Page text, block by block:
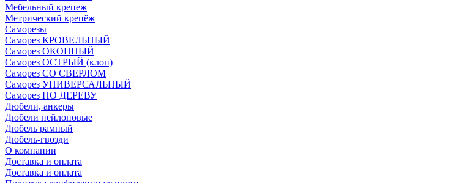
Мебельный крепеж
Метрический крепёж
Саморезы
Саморез КРОВЕЛЬНЫЙ
Саморез ОКОННЫЙ
Саморез ОСТРЫЙ (клоп)
Саморез СО СВЕРЛОМ
Саморез УНИВЕРСАЛЬНЫЙ
Саморез ПО ДЕРЕВУ
Дюбели, анкеры
Дюбели нейлоновые
Дюбель рамный
Дюбель-гвозди
О компании
Доставка и оплата
Доставка и оплата